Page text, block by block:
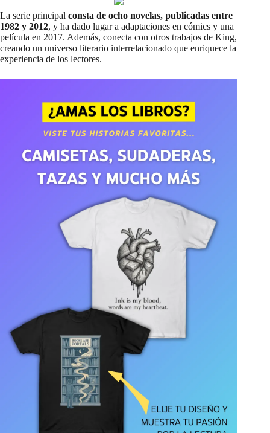
La serie principal consta de ocho novelas, publicadas entre
1982 y 2012, y ha dado lugar a adaptaciones en cómics y una
película en 2017. Además, conecta con otros trabajos de King,
creando un universo literario interrelacionado que enriquece la
experiencia de los lectores.